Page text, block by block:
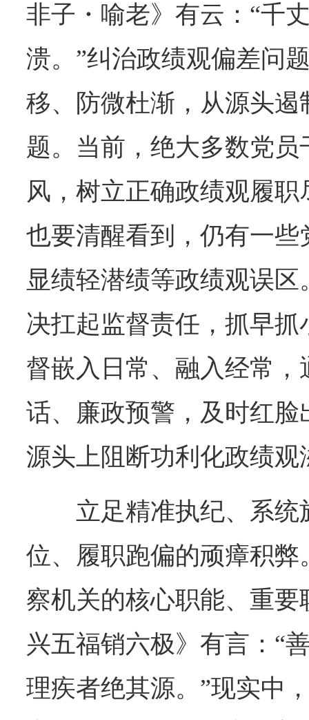
非子・喻老》有云：“千
溃。”纠治政绩观偏差问
移、防微杜渐，从源头
题。当前，绝大多数党
风，树立正确政绩观履
也要清醒看到，仍有一
显绩轻潜绩等政绩观误
决扛起监督责任，抓早
督嵌入日常、融入经常
话、廉政预警，及时红
源头上阻断功利化政绩观
立足精准执纪、系
位、履职跑偏的顽瘴积
察机关的核心职能、重要
兴五福销六极》有言：“
理疾者绝其源。”现实中